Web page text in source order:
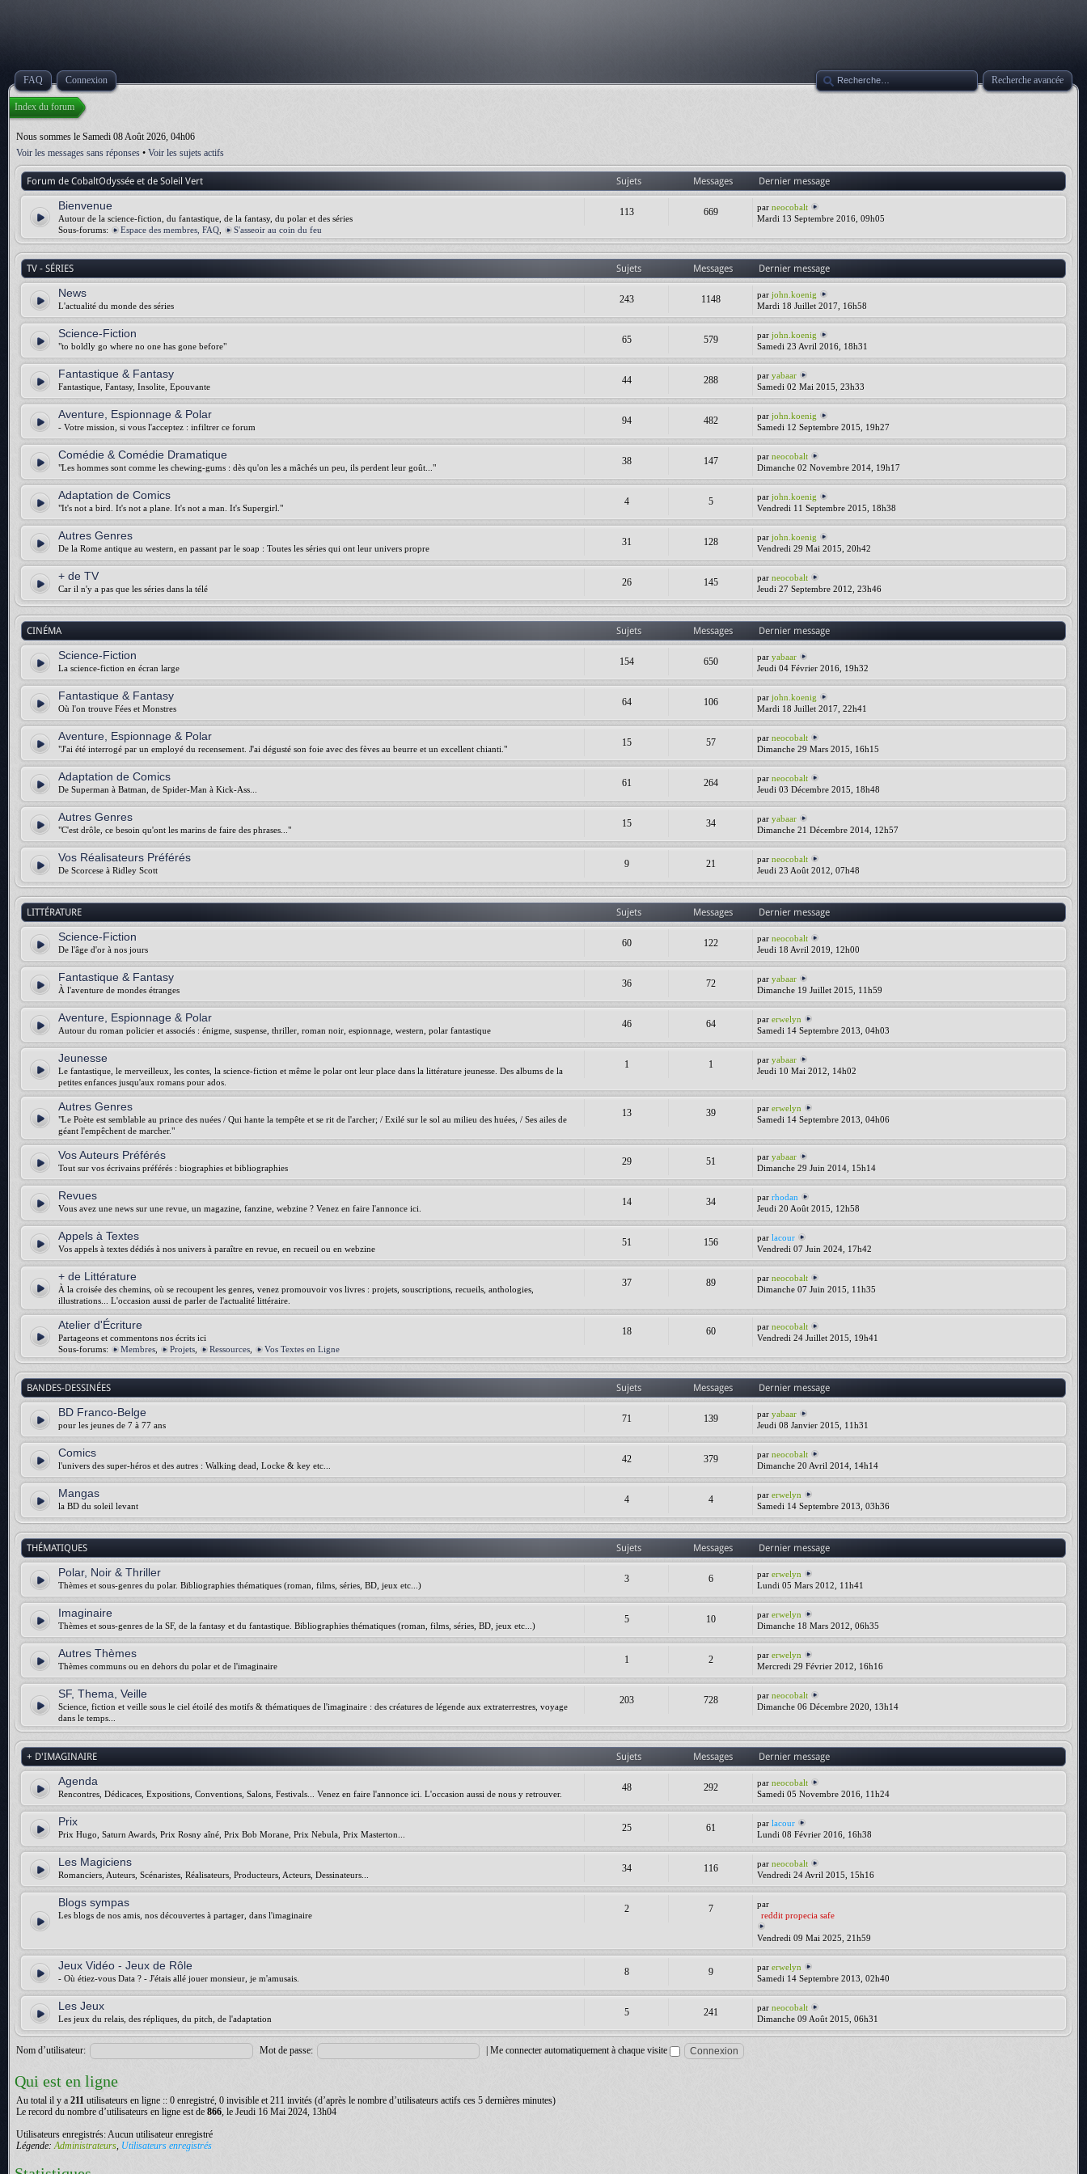
FAQ Connexion Recherche avancée
Index du forum
Nous sommes le Samedi 08 Août 2026, 04h06
Voir les messages sans réponses • Voir les sujets actifs
Forum de CobaltOdyssée et de Soleil Vert Sujets Messages Dernier message
Bienvenue
Autour de la science-fiction, du fantastique, de la fantasy, du polar et des séries
Sous-forums:
Espace des membres, FAQ S'asseoir au coin du feu
113 669 parneocobalt
Mardi 13 Septembre 2016, 09h05
TV - SÉRIES Sujets Messages Dernier message
News
L'actualité du monde des séries
243 1148 parjohn.koenig
Mardi 18 Juillet 2017, 16h58
Science-Fiction
"to boldly go where no one has gone before"
65 579 parjohn.koenig
Samedi 23 Avril 2016, 18h31
Fantastique & Fantasy
Fantastique, Fantasy, Insolite, Epouvante
44 288 paryabaar
Samedi 02 Mai 2015, 23h33
Aventure, Espionnage & Polar
- Votre mission, si vous l'acceptez : infiltrer ce forum
94 482 parjohn.koenig
Samedi 12 Septembre 2015, 19h27
Comédie & Comédie Dramatique
"Les hommes sont comme les chewing-gums : dès qu'on les a mâchés un peu, ils perdent leur goût..."
38 147 parneocobalt
Dimanche 02 Novembre 2014, 19h17
Adaptation de Comics
"It's not a bird. It's not a plane. It's not a man. It's Supergirl."
4 5 parjohn.koenig
Vendredi 11 Septembre 2015, 18h38
Autres Genres
De la Rome antique au western, en passant par le soap : Toutes les séries qui ont leur univers propre
31 128 parjohn.koenig
Vendredi 29 Mai 2015, 20h42
+ de TV
Car il n'y a pas que les séries dans la télé
26 145 parneocobalt
Jeudi 27 Septembre 2012, 23h46
CINÉMA Sujets Messages Dernier message
Science-Fiction
La science-fiction en écran large
154 650 paryabaar
Jeudi 04 Février 2016, 19h32
Fantastique & Fantasy
Où l'on trouve Fées et Monstres
64 106 parjohn.koenig
Mardi 18 Juillet 2017, 22h41
Aventure, Espionnage & Polar
"J'ai été interrogé par un employé du recensement. J'ai dégusté son foie avec des fèves au beurre et un excellent chianti."
15 57 parneocobalt
Dimanche 29 Mars 2015, 16h15
Adaptation de Comics
De Superman à Batman, de Spider-Man à Kick-Ass...
61 264 parneocobalt
Jeudi 03 Décembre 2015, 18h48
Autres Genres
"C'est drôle, ce besoin qu'ont les marins de faire des phrases..."
15 34 paryabaar
Dimanche 21 Décembre 2014, 12h57
Vos Réalisateurs Préférés
De Scorcese à Ridley Scott
9 21 parneocobalt
Jeudi 23 Août 2012, 07h48
LITTÉRATURE Sujets Messages Dernier message
Science-Fiction
De l'âge d'or à nos jours
60 122 parneocobalt
Jeudi 18 Avril 2019, 12h00
Fantastique & Fantasy
À l'aventure de mondes étranges
36 72 paryabaar
Dimanche 19 Juillet 2015, 11h59
Aventure, Espionnage & Polar
Autour du roman policier et associés : énigme, suspense, thriller, roman noir, espionnage, western, polar fantastique
46 64 parerwelyn
Samedi 14 Septembre 2013, 04h03
Jeunesse
Le fantastique, le merveilleux, les contes, la science-fiction et même le polar ont leur place dans la littérature jeunesse. Des albums de la
petites enfances jusqu'aux romans pour ados.
1 1 paryabaar
Jeudi 10 Mai 2012, 14h02
Autres Genres
"Le Poète est semblable au prince des nuées / Qui hante la tempête et se rit de l'archer; / Exilé sur le sol au milieu des huées, / Ses ailes de
géant l'empêchent de marcher."
13 39 parerwelyn
Samedi 14 Septembre 2013, 04h06
Vos Auteurs Préférés
Tout sur vos écrivains préférés : biographies et bibliographies
29 51 paryabaar
Dimanche 29 Juin 2014, 15h14
Revues
Vous avez une news sur une revue, un magazine, fanzine, webzine ? Venez en faire l'annonce ici.
14 34 parrhodan
Jeudi 20 Août 2015, 12h58
Appels à Textes
Vos appels à textes dédiés à nos univers à paraître en revue, en recueil ou en webzine
51 156 parlacour
Vendredi 07 Juin 2024, 17h42
+ de Littérature
À la croisée des chemins, où se recoupent les genres, venez promouvoir vos livres : projets, souscriptions, recueils, anthologies,
illustrations... L'occasion aussi de parler de l'actualité littéraire.
37 89 parneocobalt
Dimanche 07 Juin 2015, 11h35
Atelier d'Écriture
Partageons et commentons nos écrits ici
Sous-forums:
Membres Projets Ressources Vos Textes en Ligne
18 60 parneocobalt
Vendredi 24 Juillet 2015, 19h41
BANDES-DESSINÉES Sujets Messages Dernier message
BD Franco-Belge
pour les jeunes de 7 à 77 ans
71 139 paryabaar
Jeudi 08 Janvier 2015, 11h31
Comics
l'univers des super-héros et des autres : Walking dead, Locke & key etc...
42 379 parneocobalt
Dimanche 20 Avril 2014, 14h14
Mangas
la BD du soleil levant
4 4 parerwelyn
Samedi 14 Septembre 2013, 03h36
THÉMATIQUES Sujets Messages Dernier message
Polar, Noir & Thriller
Thèmes et sous-genres du polar. Bibliographies thématiques (roman, films, séries, BD, jeux etc...)
3 6 parerwelyn
Lundi 05 Mars 2012, 11h41
Imaginaire
Thèmes et sous-genres de la SF, de la fantasy et du fantastique. Bibliographies thématiques (roman, films, séries, BD, jeux etc...)
5 10 parerwelyn
Dimanche 18 Mars 2012, 06h35
Autres Thèmes
Thèmes communs ou en dehors du polar et de l'imaginaire
1 2 parerwelyn
Mercredi 29 Février 2012, 16h16
SF, Thema, Veille
Science, fiction et veille sous le ciel étoilé des motifs & thématiques de l'imaginaire : des créatures de légende aux extraterrestres, voyage
dans le temps...
203 728 parneocobalt
Dimanche 06 Décembre 2020, 13h14
+ D'IMAGINAIRE Sujets Messages Dernier message
Agenda
Rencontres, Dédicaces, Expositions, Conventions, Salons, Festivals... Venez en faire l'annonce ici. L'occasion aussi de nous y retrouver.
48 292 parneocobalt
Samedi 05 Novembre 2016, 11h24
Prix
Prix Hugo, Saturn Awards, Prix Rosny aîné, Prix Bob Morane, Prix Nebula, Prix Masterton...
25 61 parlacour
Lundi 08 Février 2016, 16h38
Les Magiciens
Romanciers, Auteurs, Scénaristes, Réalisateurs, Producteurs, Acteurs, Dessinateurs...
34 116 parneocobalt
Vendredi 24 Avril 2015, 15h16
Blogs sympas
Les blogs de nos amis, nos découvertes à partager, dans l'imaginaire
2 7
par
reddit propecia safe
Vendredi 09 Mai 2025, 21h59
Jeux Vidéo - Jeux de Rôle
- Où étiez-vous Data ? - J'étais allé jouer monsieur, je m'amusais.
8 9 parerwelyn
Samedi 14 Septembre 2013, 02h40
Les Jeux
Les jeux du relais, des répliques, du pitch, de l'adaptation
5 241 parneocobalt
Dimanche 09 Août 2015, 06h31
Nom d’utilisateur: Mot de passe: |Me connecter automatiquement à chaque visite
Qui est en ligne
Au total il y a 211 utilisateurs en ligne :: 0 enregistré, 0 invisible et 211 invités (d’après le nombre d’utilisateurs actifs ces 5 dernières minutes)
Le record du nombre d’utilisateurs en ligne est de 866, le Jeudi 16 Mai 2024, 13h04
Utilisateurs enregistrés: Aucun utilisateur enregistré
Légende:Administrateurs, Utilisateurs enregistrés